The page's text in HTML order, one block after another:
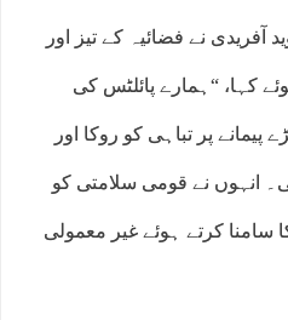
آفریدی نے فضائیہ کے تیز اور
کہا، “ہمارے پائلٹس کی
پیمانے پر تباہی کو روکا اور
انہوں نے قومی سلامتی کو
کرتے ہوئے غیر معمولی